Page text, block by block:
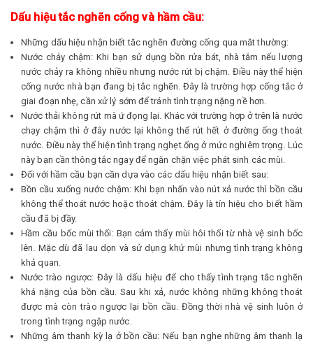
Dấu hiệu tắc nghẽn cống và hầm cầu:
Những dấu hiệu nhận biết tắc nghẽn đường cống qua mắt thường:
Nước chảy chậm: Khi bạn sử dụng bồn rửa bát, nhà tắm nếu lượng
nước chảy ra không nhiều nhưng nước rút bị chậm. Điều này thể hiện
cống nước nhà bạn đang bị tắc nghẽn. Đây là trường hợp cống tắc ở
giai đoạn nhẹ, cần xử lý sớm để tránh tình trạng nặng nề hơn.
Nước thải không rút mà ứ đọng lại. Khác với trường hợp ở trên là nước
chạy chậm thì ở đây nước lại không thể rút hết ở đường ống thoát
nước. Điều này thể hiện tình trạng nghẹt ống ở mức nghiêm trọng. Lúc
này bạn cần thông tắc ngay để ngăn chặn việc phát sinh các mùi.
Đối với hầm cầu bạn cần dựa vào các dấu hiệu nhận biết sau:
Bồn cầu xuống nước chậm: Khi bạn nhấn vào nút xả nước thì bồn cầu
không thể thoát nước hoặc thoát chậm. Đây là tín hiệu cho biết hầm
cầu đã bị đầy.
Hầm cầu bốc mùi thối: Bạn cảm thấy mùi hôi thối từ nhà vệ sinh bốc
lên. Mặc dù đã lau dọn và sử dụng khử mùi nhưng tình trạng không
khả quan.
Nước trào ngược: Đây là dấu hiệu để cho thấy tình trạng tắc nghẽn
khá nặng của bồn cầu. Sau khi xả, nước không những không thoát
được mà còn trào ngược lại bồn cầu. Đồng thời nhà vệ sinh luôn ở
trong tình trạng ngập nước.
Những âm thanh kỳ lạ ở bồn cầu: Nếu bạn nghe những âm thanh lạ